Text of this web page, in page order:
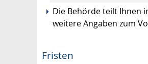
Die Behörde teilt Ihnen
weitere Angaben zum
Fristen